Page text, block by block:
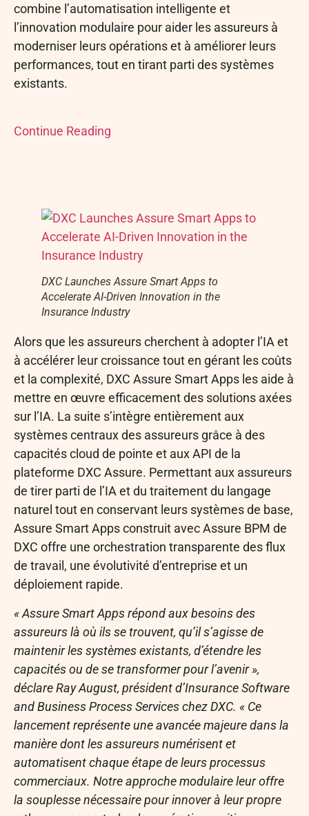
combine l’automatisation intelligente et
l’innovation modulaire pour aider les assureurs à
moderniser leurs opérations et à améliorer leurs
performances, tout en tirant parti des systèmes
existants.
Continue Reading
DXC Launches Assure Smart Apps to
Accelerate AI-Driven Innovation in the
Insurance Industry
Alors que les assureurs cherchent à adopter l’IA et
à accélérer leur croissance tout en gérant les coûts
et la complexité, DXC Assure Smart Apps les aide à
mettre en œuvre efficacement des solutions axées
sur l’IA. La suite s’intègre entièrement aux
systèmes centraux des assureurs grâce à des
capacités cloud de pointe et aux API de la
plateforme DXC Assure. Permettant aux assureurs
de tirer parti de l’IA et du traitement du langage
naturel tout en conservant leurs systèmes de base,
Assure Smart Apps construit avec Assure BPM de
DXC offre une orchestration transparente des flux
de travail, une évolutivité d’entreprise et un
déploiement rapide.
« Assure Smart Apps répond aux besoins des
assureurs là où ils se trouvent, qu’il s’agisse de
maintenir les systèmes existants, d’étendre les
capacités ou de se transformer pour l’avenir »,
déclare Ray August, président d’Insurance Software
and Business Process Services chez DXC. « Ce
lancement représente une avancée majeure dans la
manière dont les assureurs numérisent et
automatisent chaque étape de leurs processus
commerciaux. Notre approche modulaire leur offre
la souplesse nécessaire pour innover à leur propre